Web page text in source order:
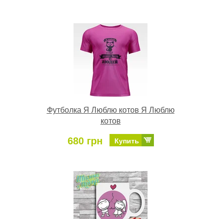
Футболка Я Люблю котов Я Люблю
котов
680 грн Купить